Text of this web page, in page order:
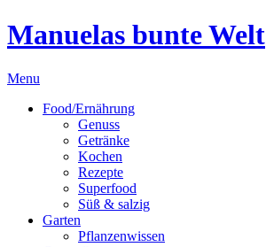
Manuelas bunte Welt
Menu
Food/Ernährung
Genuss
Getränke
Kochen
Rezepte
Superfood
Süß & salzig
Garten
Pflanzenwissen